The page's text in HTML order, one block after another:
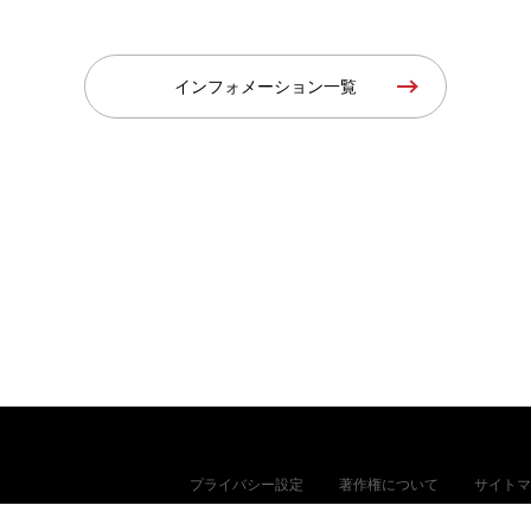
インフォメーション一覧
プライバシー設定 著作権について サイト